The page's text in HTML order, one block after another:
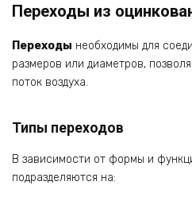
Переходы из
Переходы необходимы для
размеров или диаметров,
поток воздуха.
Типы переходов
В зависимости от формы и
подразделяются на: